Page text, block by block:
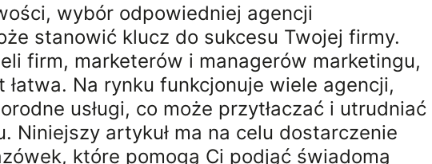
wybór odpowiedniej agencji
stanowić klucz do sukcesu Twojej firmy.
firm, marketerów i managerów marketingu,
Na rynku funkcjonuje wiele agencji,
usługi, co może przytłaczać i utrudniać
Niniejszy artykuł ma na celu dostarczenie
które pomogą Ci podjąć świadomą